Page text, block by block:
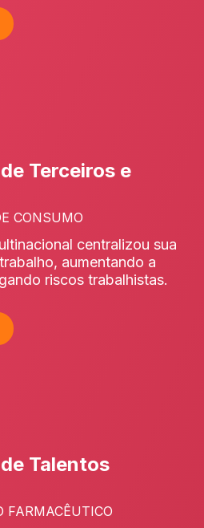
Terceiros e
CONSUMO
centralizou sua
aumentando a
riscos trabalhistas.
Talentos
FARMACÊUTICO